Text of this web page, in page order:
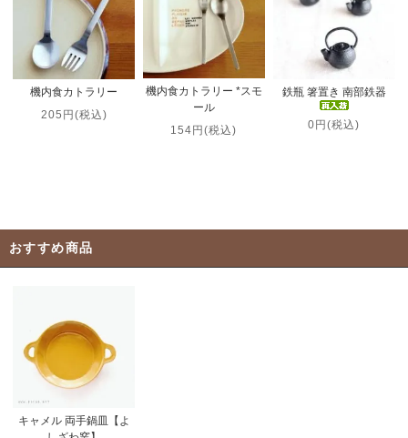
機内食カトラリー
205円(税込)
機内食カトラリー *スモ
ール
154円(税込)
鉄瓶 箸置き 南部鉄器
0円(税込)
おすすめ商品
キャメル 両手鍋皿【よ